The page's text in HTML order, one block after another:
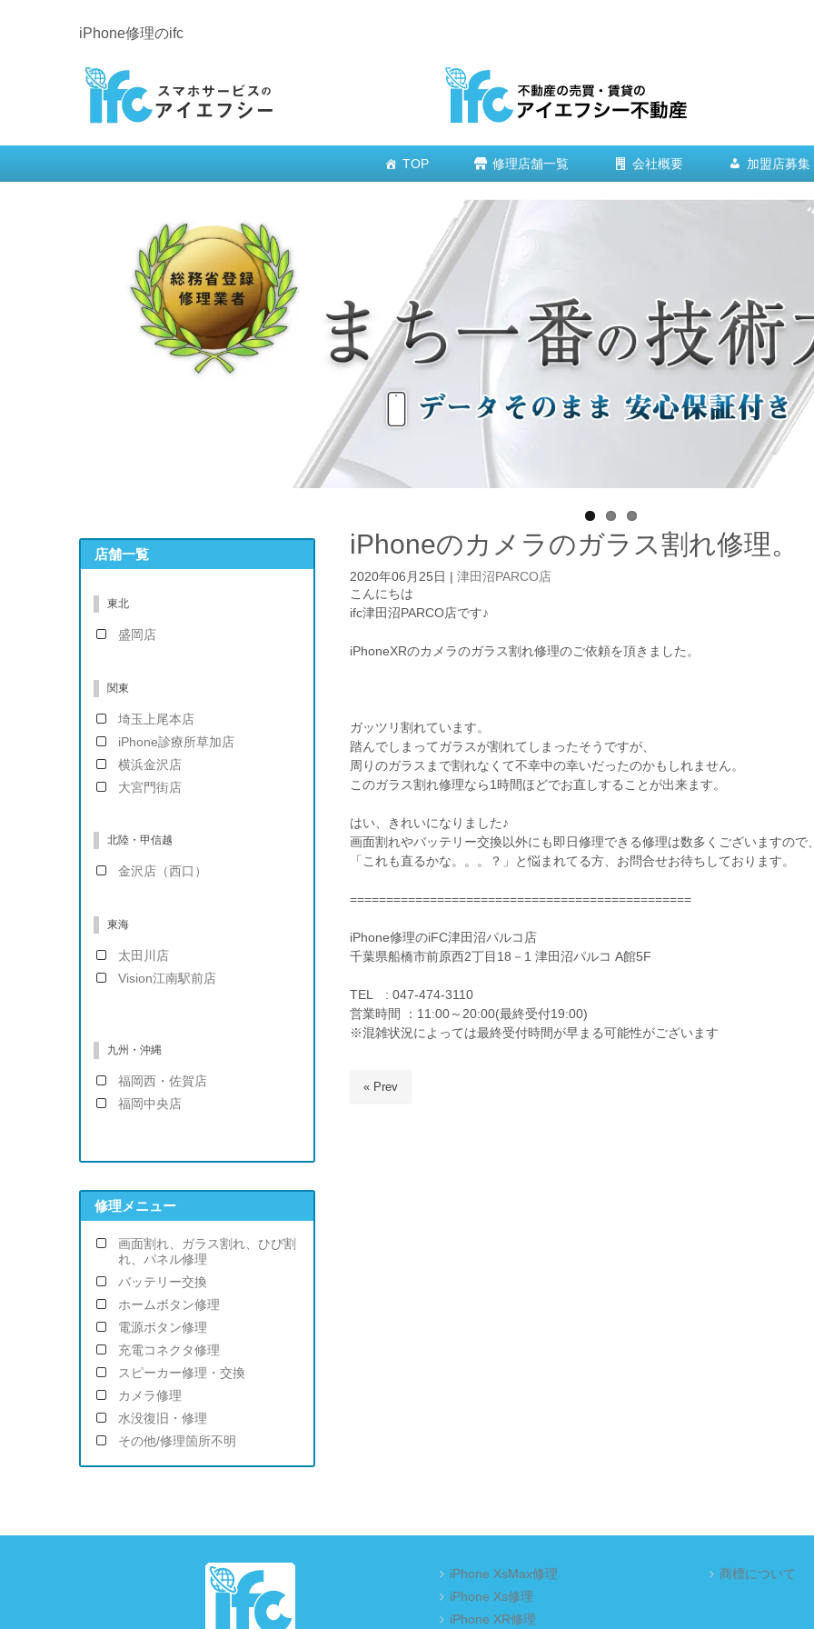
iPhone修理のifc
TOP 修理店舗一覧 会社概要 加盟店募集
iPhoneのカメラのガラス割れ修理。
2020年06月25日
津田沼PARCO店
こんにちは
ifc津田沼PARCO店です♪
iPhoneXRのカメラのガラス割れ修理のご依頼を頂きました。
ガッツリ割れています。
踏んでしまってガラスが割れてしまったそうですが、
周りのガラスまで割れなくて不幸中の幸いだったのかもしれません。
このガラス割れ修理なら1時間ほどでお直しすることが出来ます。
はい、きれいになりました♪
画面割れやバッテリー交換以外にも即日修理できる修理は数多くございますので、
「これも直るかな。。。？」と悩まれてる方、お問合せお待ちしております。
===============================================
iPhone修理のiFC津田沼パルコ店
千葉県船橋市前原西2丁目18－1 津田沼パルコ A館5F
TEL : 047-474-3110
営業時間 ：11:00～20:00(最終受付19:00)
※混雑状況によっては最終受付時間が早まる可能性がございます
« Prev
店舗一覧
東北
盛岡店
関東
埼玉上尾本店
iPhone診療所草加店
横浜金沢店
大宮門街店
北陸・甲信越
金沢店（西口）
東海
太田川店
Vision江南駅前店
九州・沖縄
福岡西・佐賀店
福岡中央店
修理メニュー
画面割れ、ガラス割れ、ひび割
れ、パネル修理
バッテリー交換
ホームボタン修理
電源ボタン修理
充電コネクタ修理
スピーカー修理・交換
カメラ修理
水没復旧・修理
その他/修理箇所不明
iPhone XsMax修理
iPhone Xs修理
iPhone XR修理
商標について